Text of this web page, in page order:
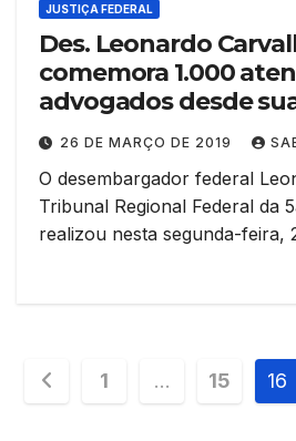
JUSTIÇA FEDERAL
Des. Leonardo
comemora 1.000
advogados desde
anos
26 DE MARÇO DE 2019
O desembargador federal
Tribunal Regional Federal da
realizou nesta segunda-feira,
Paginação
1 … 15 16